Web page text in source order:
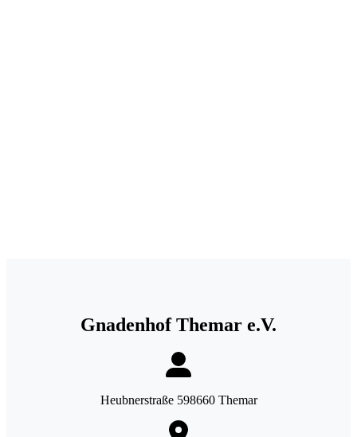
Gnadenhof Themar e.V.
Heubnerstraße 598660 Themar